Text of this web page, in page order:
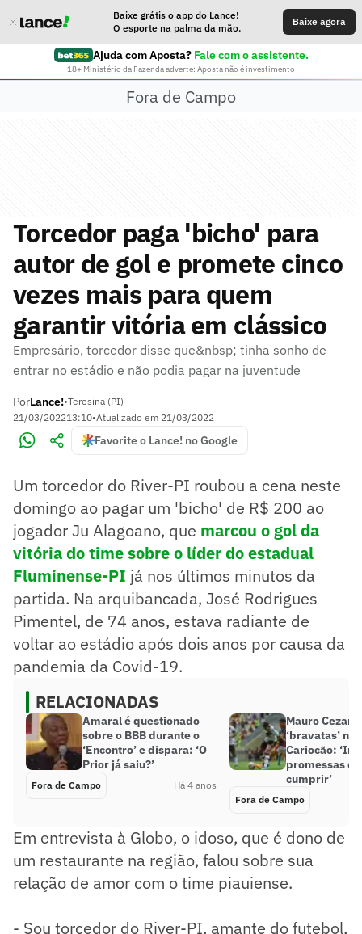
Baixe grátis o app do Lance!
O esporte na palma da mão.
Baixe agora
Ajuda com Aposta? Fale com o assistente.
18+ Ministério da Fazenda adverte: Aposta não é investimento
Fora de Campo
Torcedor paga 'bicho' para
autor de gol e promete cinco
vezes mais para quem
garantir vitória em clássico
Empresário, torcedor disse que&nbsp; tinha sonho de
entrar no estádio e não podia pagar na juventude
PorLance!•Teresina (PI)
21/03/202213:10•Atualizado em 21/03/2022
Favorite o Lance! no Google
Um torcedor do River-PI roubou a cena neste
domingo ao pagar um 'bicho' de R$ 200 ao
jogador Ju Alagoano, que marcou o gol da
vitória do time sobre o líder do estadual
Fluminense-PI já nos últimos minutos da
partida. Na arquibancada, José Rodrigues
Pimentel, de 74 anos, estava radiante de
voltar ao estádio após dois anos por causa da
pandemia da Covid-19.
RELACIONADAS
Amaral é questionado
sobre o BBB durante o
‘Encontro’ e dispara: ‘O
Prior já saiu?’
Fora de Campo Há 4 anos
Mauro Cezar
‘bravatas’ no
Cariocão:
promessas
cumprir’
Fora de Campo
Em entrevista à Globo, o idoso, que é dono de
um restaurante na região, falou sobre sua
relação de amor com o time piauiense.
- Sou torcedor do River-PI, amante do futebol,